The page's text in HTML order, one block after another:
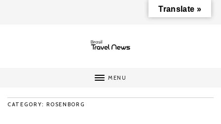
MENU
CATEGORY: ROSENBORG
Translate »